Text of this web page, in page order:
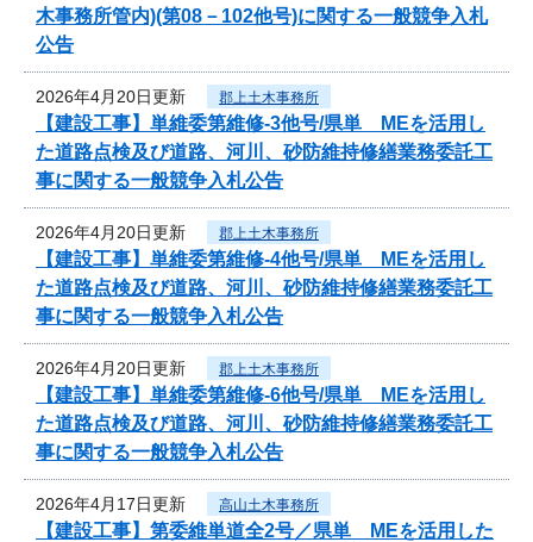
木事務所管内)(第08－102他号)に関する一般競争入札
公告
2026年4月20日更新 郡上土木事務所
【建設工事】単維委第維修‐3他号/県単 MEを活用し
た道路点検及び道路、河川、砂防維持修繕業務委託工
事に関する一般競争入札公告
2026年4月20日更新 郡上土木事務所
【建設工事】単維委第維修‐4他号/県単 MEを活用し
た道路点検及び道路、河川、砂防維持修繕業務委託工
事に関する一般競争入札公告
2026年4月20日更新 郡上土木事務所
【建設工事】単維委第維修‐6他号/県単 MEを活用し
た道路点検及び道路、河川、砂防維持修繕業務委託工
事に関する一般競争入札公告
2026年4月17日更新 高山土木事務所
【建設工事】第委維単道全2号／県単 MEを活用した